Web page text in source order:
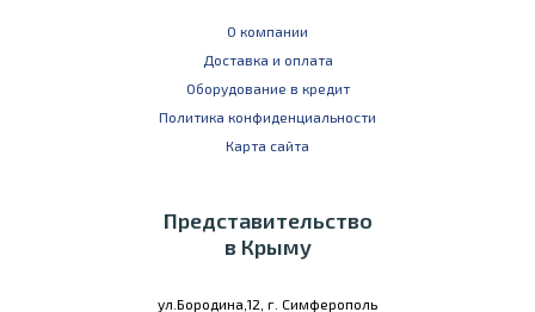
О компании
Доставка и оплата
Оборудование в кредит
Политика конфиденциальности
Карта сайта
Представительство
в Крыму
ул.Бородина,12, г. Симферополь